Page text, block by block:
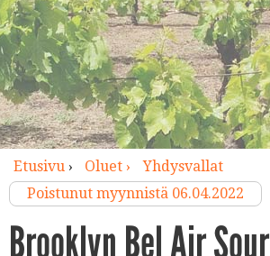
Etusivu› Oluet ›
Yhdysvallat
Poistunut myynnistä 06.04.2022
Brooklyn Bel Air Sour